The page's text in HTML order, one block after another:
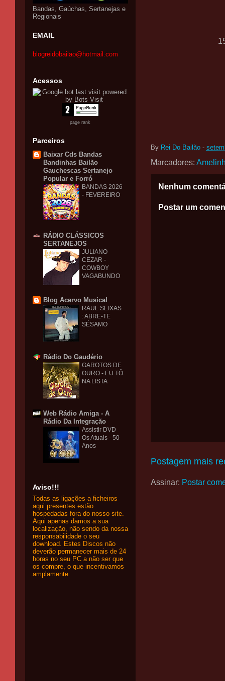
By Rei Do Bailão -
Marcadores:
Nenhum
Postar um
Postagem mais
Assinar: Postar
Bandas, Gaúchas, Sertanejas e
Regionais
EMAIL
blogreidobailao@hotmail.com
Acessos
page rank
Parceiros
Baixar Cds Bandas
Bandinhas Bailão
Gauchescas Sertanejo
Popular e Forró
BANDAS 2026
- FEVEREIRO
RÁDIO CLÁSSICOS
SERTANEJOS
JULIANO
CEZAR -
COWBOY
VAGABUNDO
Blog Acervo Musical
RAUL SEIXAS
: ABRE-TE
SÉSAMO
Rádio Do Gaudério
GAROTOS DE
OURO - EU TÔ
NA LISTA
Web Rádio Amiga - A
Rádio Da Integração
Assistir DVD
Os Atuais - 50
Anos
Aviso!!!
Todas as ligações a ficheiros
aqui presentes estão
hospedadas fora do nosso site.
Aqui apenas damos a sua
localização, não sendo da nossa
responsabilidade o seu
download. Estes Discos não
deverão permanecer mais de 24
horas no seu PC a não ser que
os compre, o que incentivamos
amplamente.